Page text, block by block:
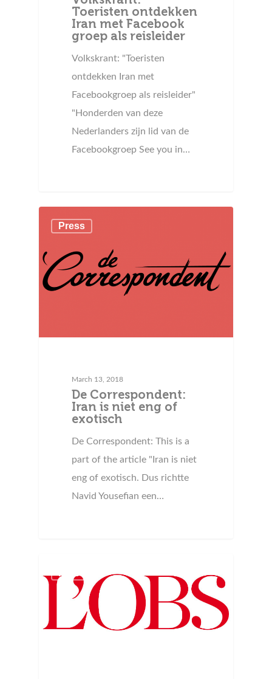
Toeristen ontdekken
Iran met Facebook
groep als reisleider
Volkskrant: "Toeristen
ontdekken Iran met
Facebookgroep als reisleider"
"Honderden van deze
Nederlanders zijn lid van de
Facebookgroep See you in…
Press
March 13, 2018
De Correspondent:
Iran is niet eng of
exotisch
De Correspondent: This is a
part of the article "Iran is niet
eng of exotisch. Dus richtte
Navid Yousefian een…